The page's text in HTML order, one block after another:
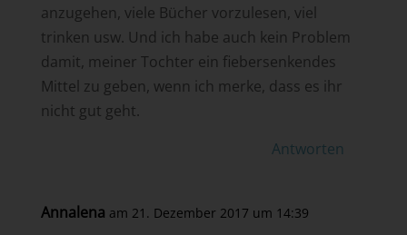
anzugehen, viele Bücher vorzulesen, viel
trinken usw. Und ich habe auch kein Problem
damit, meiner Tochter ein fiebersenkendes
Mittel zu geben, wenn ich merke, dass es ihr
nicht gut geht.
Antworten
Annalena am 21. Dezember 2017 um 14:39